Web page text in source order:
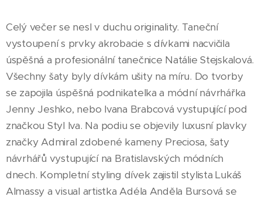
Celý večer se nesl v duchu originality. Taneční
vystoupení s prvky akrobacie s dívkami nacvičila
úspěšná a profesionální tanečnice Natálie Stejskalová.
Všechny šaty byly dívkám ušity na míru. Do tvorby
se zapojila úspěšná podnikatelka a módní návrhářka
Jenny Jeshko, nebo Ivana Brabcová vystupující pod
značkou Styl Iva. Na podiu se objevily luxusní plavky
značky Admiral zdobené kameny Preciosa, šaty
návrhářů vystupující na Bratislavských módních
dnech. Kompletní styling dívek zajistil stylista Lukáš
Almassy a visual artistka Adéla Anděla Bursová se